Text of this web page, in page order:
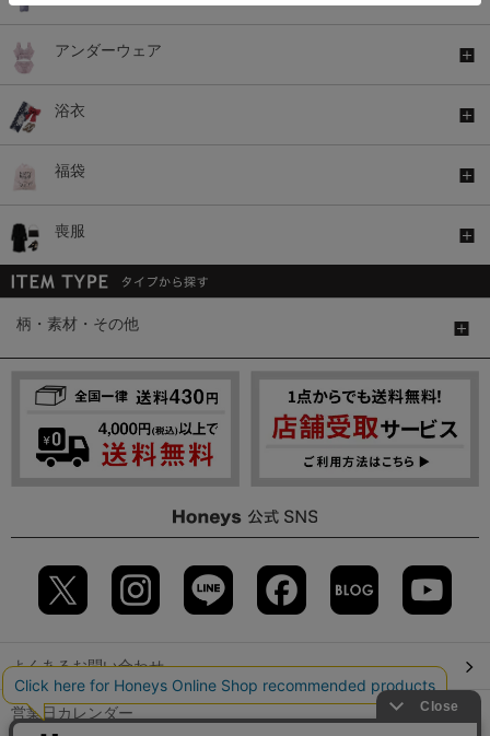
アンダーウェア
浴衣
福袋
喪服
柄・素材・その他
よくあるお問い合わせ
営業日カレンダー